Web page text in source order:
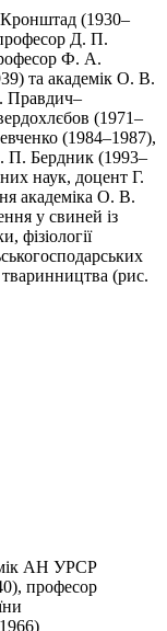
(1930–
Д. П.
Ф. А.
та академік О. В.
Правдич–
(1971–
(1984–1987),
П. Бердник (1993–
наук, доцент Г.
академіка О. В.
у свиней із
фізіології
(рис.
АН УРСР
професор